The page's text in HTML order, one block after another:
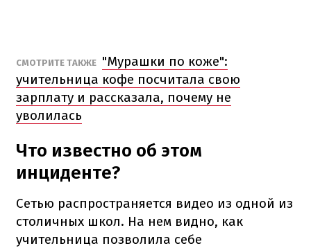
СМОТРИТЕ ТАКЖЕ "Мурашки по коже":
учительница кофе посчитала свою
зарплату и рассказала, почему не
уволилась
Что известно об этом
инциденте?
Сетью распространяется видео из одной из
столичных школ. На нем видно, как
учительница позволила себе